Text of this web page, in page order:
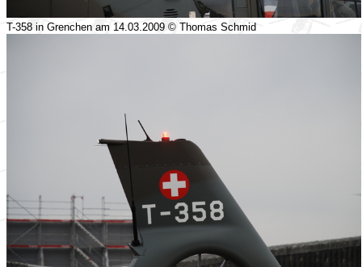
T-358 in Grenchen am 14.03.2009 © Thomas Schmid